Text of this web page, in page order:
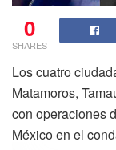
0
SHARES
Los cuatro
Matamoros,
con operaciones
México en el